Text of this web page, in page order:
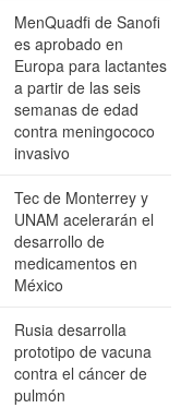
MenQuadfi de Sanofi
es aprobado en
Europa para lactantes
a partir de las seis
semanas de edad
contra meningococo
invasivo
Tec de Monterrey y
UNAM acelerarán el
desarrollo de
medicamentos en
México
Rusia desarrolla
prototipo de vacuna
contra el cáncer de
pulmón